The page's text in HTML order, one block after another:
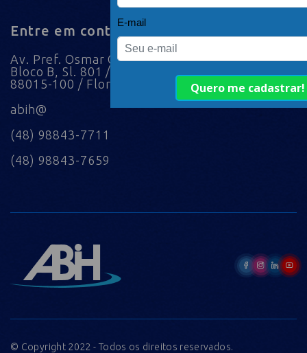
Entre em contato
Av. Pref. Osmar Cunha, 183 /
Bloco B, Sl. 801 / Centro /
88015-100 / Florianópolis / SC
abih@
(48) 98843-7711
(48) 98843-7659
© Copyright 2022 - Todos os direitos reservados.